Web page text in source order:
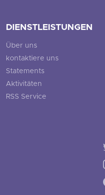
DIENSTLEISTUNGEN
Über uns
kontaktiere uns
Statements
Aktivitäten
RSS Service